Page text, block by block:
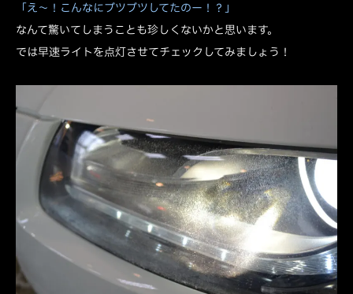
「え～！こんなにブツブツしてたのー！？」
なんて驚いてしまうことも珍しくないかと思います。
では早速ライトを点灯させてチェックしてみましょう！